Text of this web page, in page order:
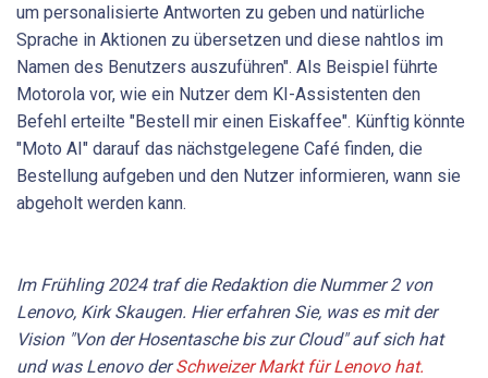
um personalisierte Antworten zu geben und natürliche
Sprache in Aktionen zu übersetzen und diese nahtlos im
Namen des Benutzers auszuführen". Als Beispiel führte
Motorola vor, wie ein Nutzer dem KI-Assistenten den
Befehl erteilte "Bestell mir einen Eiskaffee". Künftig könnte
"Moto AI" darauf das nächstgelegene Café finden, die
Bestellung aufgeben und den Nutzer informieren, wann sie
abgeholt werden kann.
Im Frühling 2024 traf die Redaktion die Nummer 2 von
Lenovo, Kirk Skaugen. Hier erfahren Sie, was es mit der
Vision "Von der Hosentasche bis zur Cloud" auf sich hat
und was Lenovo derSchweizer Markt für Lenovo hat.